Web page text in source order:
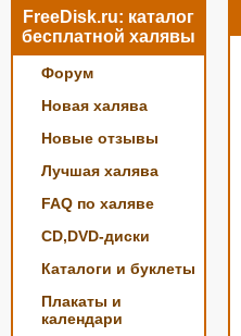
FreeDisk.ru: каталог
бесплатной халявы
Форум
Новая халява
Новые отзывы
Лучшая халява
FAQ по халяве
CD,DVD-диски
Каталоги и буклеты
Плакаты и
календари